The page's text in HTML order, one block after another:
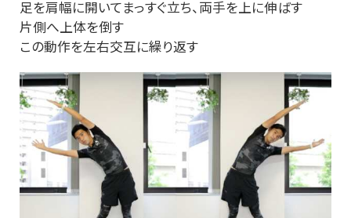
足を肩幅に開いてまっすぐ立ち、両手を上に伸ばす
片側へ上体を倒す
この動作を左右交互に繰り返す